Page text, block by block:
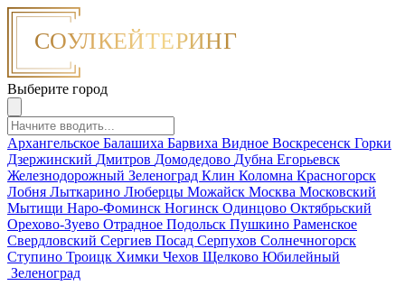
Выберите город
Архангельское Балашиха Барвиха Видное Воскресенск Горки
Дзержинский Дмитров Домодедово Дубна Егорьевск
Железнодорожный Зеленоград Клин Коломна Красногорск
Лобня Лыткарино Люберцы Можайск Москва Московский
Мытищи Наро-Фоминск Ногинск Одинцово Октябрьский
Орехово-Зуево Отрадное Подольск Пушкино Раменское
Свердловский Сергиев Посад Серпухов Солнечногорск
Ступино Троицк Химки Чехов Щелково Юбилейный
Зеленоград